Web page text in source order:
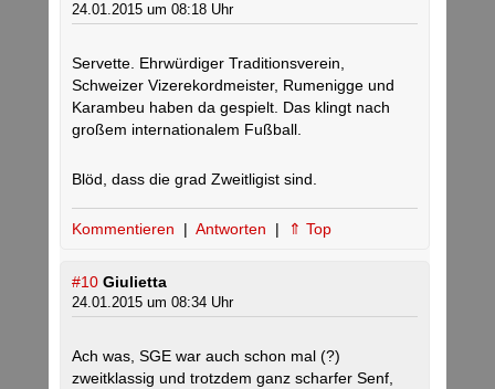
24.01.2015 um 08:18 Uhr
Servette. Ehrwürdiger Traditionsverein,
Schweizer Vizerekordmeister, Rumenigge und
Karambeu haben da gespielt. Das klingt nach
großem internationalem Fußball.
Blöd, dass die grad Zweitligist sind.
Kommentieren | Antworten | ⇑ Top
#10 Giulietta
24.01.2015 um 08:34 Uhr
Ach was, SGE war auch schon mal (?)
zweitklassig und trotzdem ganz scharfer Senf,